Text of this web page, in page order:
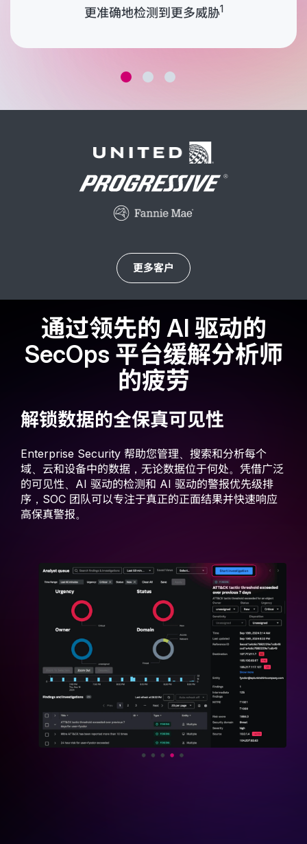
更准确地检测到更多威胁1
更多客户
通过领先的 AI 驱动的
SecOps 平台缓解分析师
的疲劳
解锁数据的全保真可见性
Enterprise Security 帮助您管理、搜索和分析每个
域、云和设备中的数据，无论数据位于何处。凭借广泛
的可见性、AI 驱动的检测和 AI 驱动的警报优先级排
序，SOC 团队可以专注于真正的正面结果并快速响应
高保真警报。